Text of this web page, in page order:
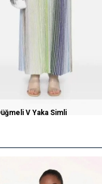
V Yaka Simli